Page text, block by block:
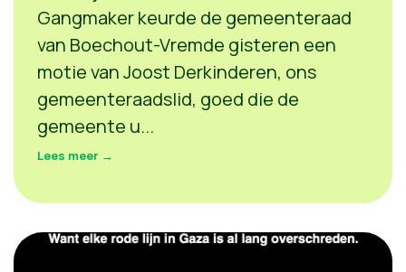
Gangmaker keurde de gemeenteraad
van Boechout-Vremde gisteren een
motie van Joost Derkinderen, ons
gemeenteraadslid, goed die de
gemeente u...
Lees meer →